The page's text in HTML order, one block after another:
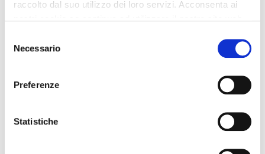
raccolto dal suo utilizzo dei loro servizi. Acconsenta ai
delNecessario
Preferenze
Statistiche
Se ti piacciono i video di Officina Efficiente iscriviti al